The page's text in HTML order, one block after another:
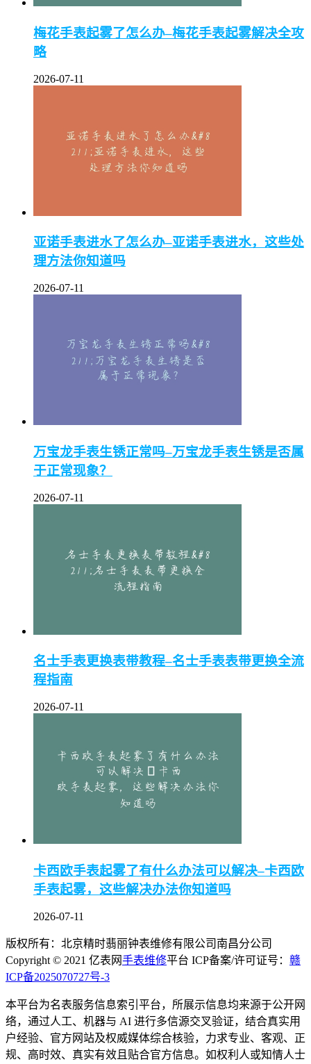
梅花手表起雾了怎么办–梅花手表起雾解决全攻
略
2026-07-11
亚诺手表进水了怎么办–亚诺手表进水，这些处
理方法你知道吗
2026-07-11
万宝龙手表生锈正常吗–万宝龙手表生锈是否属
于正常现象？
2026-07-11
名士手表更换表带教程–名士手表表带更换全流
程指南
2026-07-11
卡西欧手表起雾了有什么办法可以解决–卡西欧
手表起雾，这些解决办法你知道吗
2026-07-11
版权所有：北京精时翡丽钟表维修有限公司南昌分公司
Copyright © 2021 亿表网手表维修平台 ICP备案/许可证号： 赣
ICP备2025070727号-3
本平台为名表服务信息索引平台，所展示信息均来源于公开网
络，通过人工、机器与 AI 进行多信源交叉验证，结合真实用
户经验、官方网站及权威媒体综合核验，力求专业、客观、正
规、高时效、真实有效且贴合官方信息。如权利人或知情人士